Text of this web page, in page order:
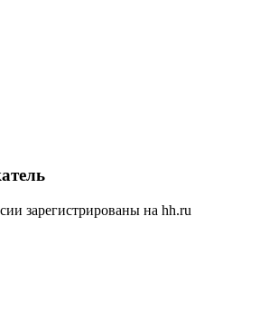
зарегистрированы на hh.ru